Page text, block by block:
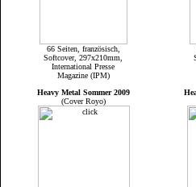
66 Seiten, französisch,
Softcover, 297x210mm,
International Presse
Magazine (IPM)
Heavy Metal Sommer 2009
(Cover Royo)